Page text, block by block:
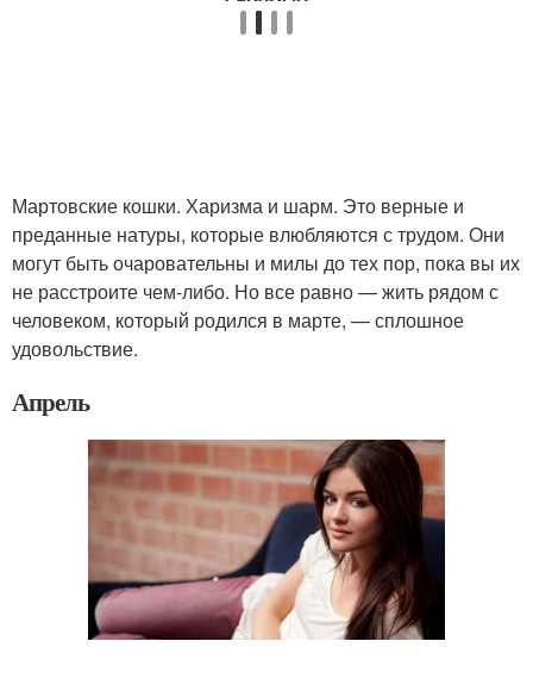
Мартовские кошки. Харизма и шарм. Это верные и
преданные натуры, которые влюбляются с трудом. Они
могут быть очаровательны и милы до тех пор, пока вы их
не расстроите чем-либо. Но все равно — жить рядом с
человеком, который родился в марте, — сплошное
удовольствие.
Апрель